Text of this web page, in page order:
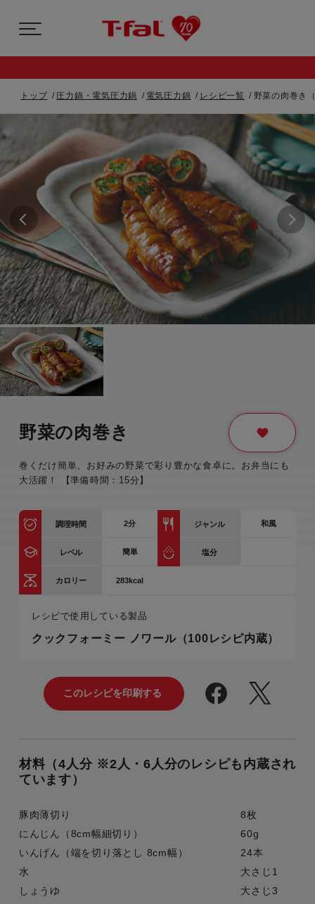
トップ 圧力鍋・電気圧力鍋 電気圧力鍋 レシピ一覧 野菜の肉巻き
野菜の肉巻き
巻くだけ簡単、お好みの野菜で彩り豊かな食卓に。お弁当にも
大活躍！ 【準備時間：15分】
調理時間 2分 ジャンル 和風
レベル 簡単 塩分
カロリー 283kcal
レシピで使用している製品
クックフォーミー ノワール（100レシピ内蔵）
材料（4人分 ※2人・6人分のレシピも内蔵され
ています）
豚肉薄切り
8枚
にんじん（8cm幅細切り）
60g
いんげん（端を切り落とし 8cm幅）
24本
水
大さじ1
しょうゆ
大さじ3